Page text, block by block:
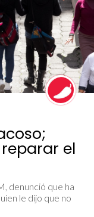
el
denunció que ha
le dijo que no